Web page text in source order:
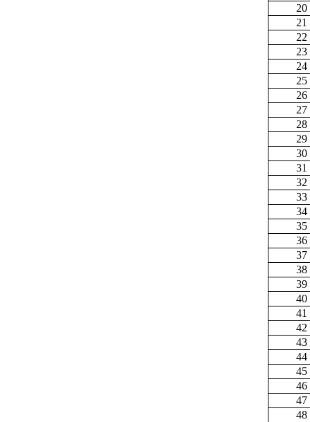
20
21
22
23
24
25
26
27
28
29
30
31
32
33
34
35
36
37
38
39
40
41
42
43
44
45
46
47
48